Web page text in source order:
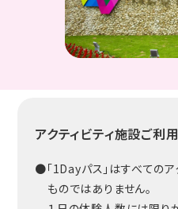
アクティビティ施設ご利
●「1Dayパス」はすべての
ものではありません。